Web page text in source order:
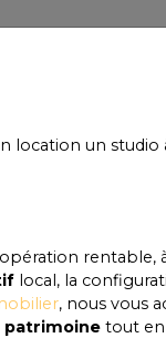
location un studio
rentable,
local, la
, nous vous
patrimoine tout